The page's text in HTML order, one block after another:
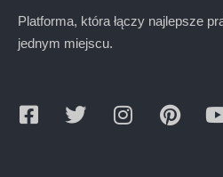
Platforma, która łączy najlepsze
jednym miejscu.